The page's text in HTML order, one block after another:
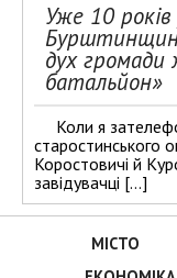
Уже 10 років
дух громади
батальйон»
Коли я
старостинського
Коростовичі й
завідувачці […]
МІСТО